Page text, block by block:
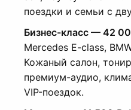
поездки и семьи с
Бизнес-класс — 42
Mercedes E-class,
Кожаный салон,
премиум-аудио,
VIP-поездок.